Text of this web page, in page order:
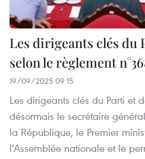
Les dirigeants clés du
selon le règlement
19/09/2025 09:15
Les dirigeants clés du Parti et
désormais le secrétaire
la République, le Premier
l’Assemblée nationale et le